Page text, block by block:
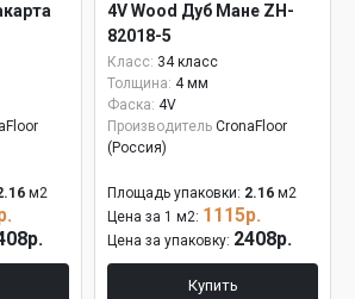
м2
4V Wood Дуб Мане ZH-
82018-5
Класс: 34 класс
Толщина: 4 мм
Фаска: 4V
Производитель CronaFloor
(Россия)
Площадь упаковки: 2.16 м2
Цена за 1 м2: 1115р.
Цена за упаковку: 2408р.
Купить